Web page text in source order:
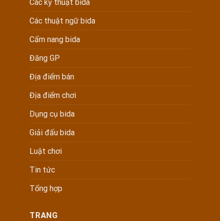
Các kỹ thuật bida
Các thuật ngữ bida
Cẩm nang bida
Đăng GP
Địa điểm bán
Địa điểm chơi
Dụng cụ bida
Giải đấu bida
Luật chơi
Tin tức
Tổng hợp
TRANG